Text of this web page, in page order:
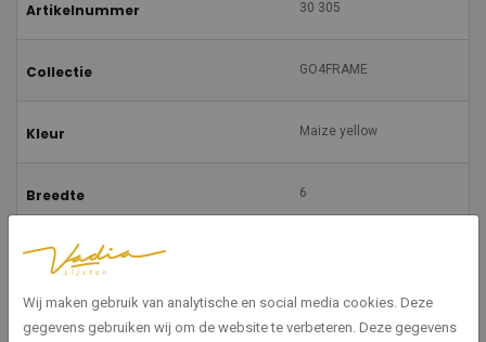
Artikelnummer 30 305
Collectie GO4FRAME
Kleur Maize yellow
Breedte 6
Hoogte
Wij maken gebruik van analytische en social media cookies. Deze
gegevens gebruiken wij om de website te verbeteren. Deze gegevens